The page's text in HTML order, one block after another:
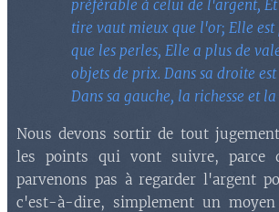
préférable à celui de l'argent,
tire vaut mieux que l'or; Elle est
que les perles, Elle a plus de
objets de prix. Dans sa droite
Dans sa gauche, la richesse et
Nous devons sortir de tout
les points qui vont suivre, parce
parvenons pas à regarder l'argent
c'est-à-dire, simplement un